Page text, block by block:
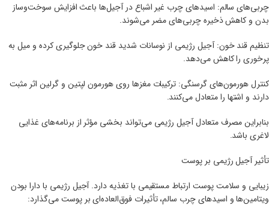
چربی‌های سالم: اسیدهای چرب غیر اشباع در آجیل‌ها باعث افزایش سوخت‌وساز
بدن و کاهش ذخیره چربی‌های مضر می‌شوند.
تنظیم قند خون: آجیل رژیمی از نوسانات شدید قند خون جلوگیری کرده و میل به
پرخوری را کاهش می‌دهد.
کنترل هورمون‌های گرسنگی: ترکیبات مغزها روی هورمون لپتین و گرلین اثر مثبت
دارند و اشتها را متعادل می‌کنند.
بنابراین مصرف متعادل آجیل رژیمی می‌تواند بخشی مؤثر از برنامه‌های غذایی
لاغری باشد.
تأثیر آجیل رژیمی بر پوست
زیبایی و سلامت پوست ارتباط مستقیمی با تغذیه دارد. آجیل رژیمی با دارا بودن
ویتامین‌ها و اسیدهای چرب سالم، تأثیرات فوق‌العاده‌ای بر پوست می‌گذارد: